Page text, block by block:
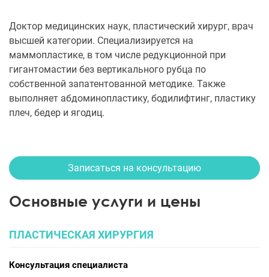
Доктор медицинских наук, пластический хирург, врач
высшей категории. Специализируется на
маммопластике, в том числе редукционной при
гигантомастии без вертикального рубца по
собственной запатентованной методике. Также
выполняет абдоминопластику, бодилифтинг, пластику
плеч, бедер и ягодиц.
Записаться на консультацию
Основные услуги и цены
ПЛАСТИЧЕСКАЯ ХИРУРГИЯ
Консультация специалиста